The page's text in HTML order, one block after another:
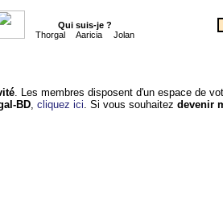
Qui suis-je ?
Thorgal
Aaricia Jolan
. Les membres disposent d'un espace de
BD, cliquez ici. Si vous souhaitez devenir